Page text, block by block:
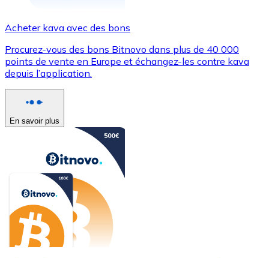
Acheter kava avec des bons
Procurez-vous des bons Bitnovo dans plus de 40 000
points de vente en Europe et échangez-les contre kava
depuis l’application.
En savoir plus